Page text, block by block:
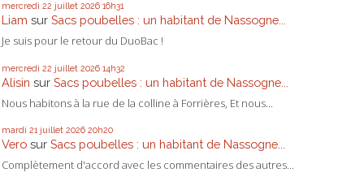
mercredi 22 juillet 2026 16h31
Liam sur Sacs poubelles : un habitant de Nassogne...
Je suis pour le retour du DuoBac !
mercredi 22 juillet 2026 14h32
Alisin sur Sacs poubelles : un habitant de Nassogne...
Nous habitons à la rue de la colline à Forrières, Et nous...
mardi 21 juillet 2026 20h20
Vero sur Sacs poubelles : un habitant de Nassogne...
Complètement d'accord avec les commentaires des autres...